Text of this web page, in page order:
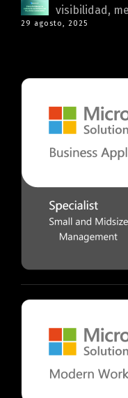
visibilidad,
29 agosto, 2025